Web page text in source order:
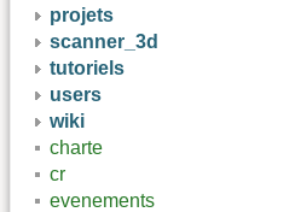
projets
scanner_3d
tutoriels
users
wiki
charte
cr
evenements